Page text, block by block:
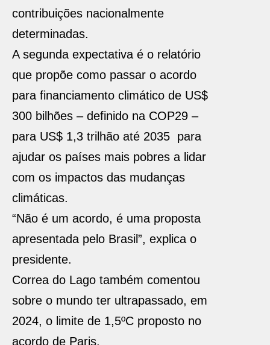
contribuições nacionalmente
determinadas.
A segunda expectativa é o relatório
que propõe como passar o acordo
para financiamento climático de US$
300 bilhões – definido na COP29 –
para US$ 1,3 trilhão até 2035 para
ajudar os países mais pobres a lidar
com os impactos das mudanças
climáticas.
“Não é um acordo, é uma proposta
apresentada pelo Brasil”, explica o
presidente.
Correa do Lago também comentou
sobre o mundo ter ultrapassado, em
2024, o limite de 1,5ºC proposto no
acordo de Paris.